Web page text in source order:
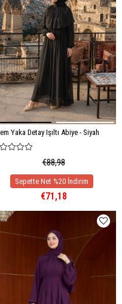
Yaka Detay Işıltı Abiye - Siyah
€88,98
€71,18